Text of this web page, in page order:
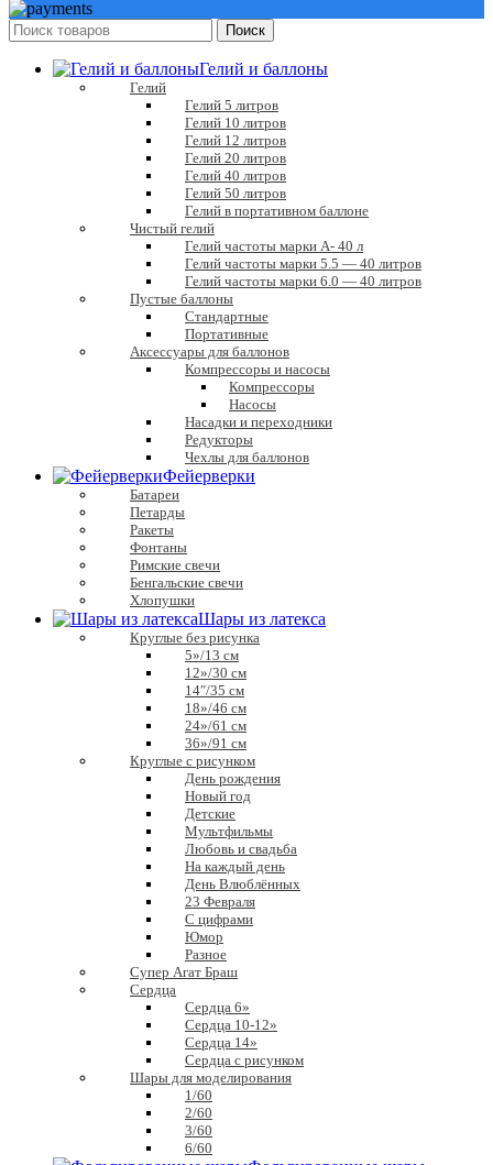
Поиск
Гелий и баллоны
Гелий
Гелий 5 литров
Гелий 10 литров
Гелий 12 литров
Гелий 20 литров
Гелий 40 литров
Гелий 50 литров
Гелий в портативном баллоне
Чистый гелий
Гелий частоты марки А- 40 л
Гелий частоты марки 5.5 — 40 литров
Гелий частоты марки 6.0 — 40 литров
Пустые баллоны
Стандартные
Портативные
Аксессуары для баллонов
Компрессоры и насосы
Компрессоры
Насосы
Насадки и переходники
Редукторы
Чехлы для баллонов
Фейерверки
Батареи
Петарды
Ракеты
Фонтаны
Римские свечи
Бенгальские свечи
Хлопушки
Шары из латекса
Круглые без рисунка
5»/13 см
12»/30 см
14″/35 см
18»/46 см
24»/61 см
36»/91 см
Круглые с рисунком
День рождения
Новый год
Детские
Мультфильмы
Любовь и свадьба
На каждый день
День Влюблённых
23 Февраля
С цифрами
Юмор
Разное
Супер Агат Браш
Сердца
Сердца 6»
Сердца 10-12»
Сердца 14»
Сердца с рисунком
Шары для моделирования
1/60
2/60
3/60
6/60